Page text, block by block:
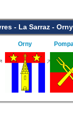
- La Sarraz -
Orny